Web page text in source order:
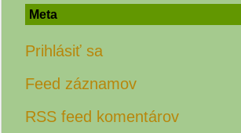
Meta
Prihlásiť sa
Feed záznamov
RSS feed komentárov